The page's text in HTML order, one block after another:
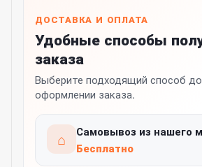
ДОСТАВКА И ОПЛАТА
Удобные способы
заказа
Выберите подходящий способ
оформлении заказа.
⌂
Самовывоз из нашего
Бесплатно